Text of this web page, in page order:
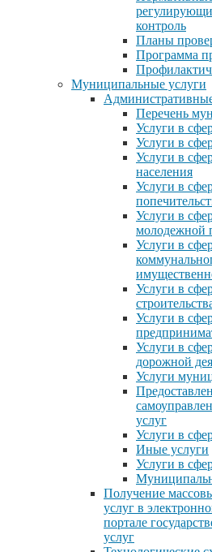
контроль
Планы
Программа
Муниципальные услуги
Перечень
Услуги в
Услуги в
Услуги в
населения
Услуги в
Услуги в
молодежной
Услуги в
Услуги в
Услуги в
Услуги в
дорожной
Услуги
услуг
Услуги в
Иные услуги
Услуги в
Получение
услуг в
портале
услуг